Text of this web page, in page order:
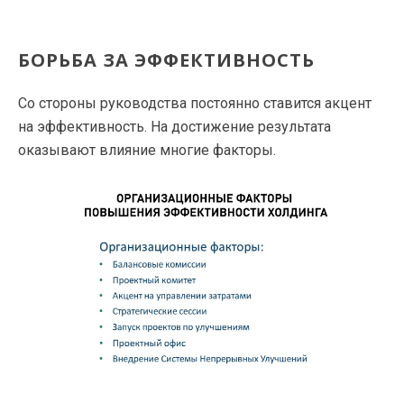
БОРЬБА ЗА ЭФФЕКТИВНОСТЬ
Со стороны руководства постоянно ставится акцент
на эффективность. На достижение результата
оказывают влияние многие факторы.